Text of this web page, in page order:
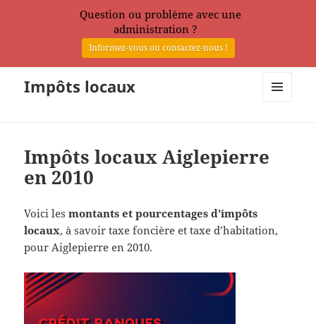
Impôts locaux
Impôts locaux Aiglepierre
en 2010
Voici lesmontants et pourcentages d’impôts
locaux, à savoir taxe foncière et taxe d’habitation,
pour Aiglepierre en 2010.
Question ou problème avec une
administration ?
Informez-vous ou contactez-nous !